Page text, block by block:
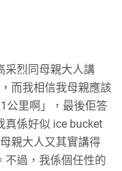
采烈同母親大人講
而我相信我母親應該
公里啊」，最後佢答
真係好似 ice bucket
親大人又其實講得
不過，我係個任性的